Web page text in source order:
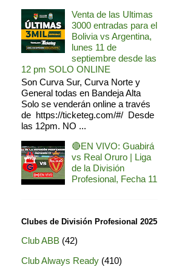
Venta de las Ultimas
3000 entradas para el
Bolivia vs Argentina,
lunes 11 de
septiembre desde las
12 pm SOLO ONLINE
Son Curva Sur, Curva Norte y
General todas en Bandeja Alta
Solo se venderán online a través
de https://ticketeg.com/#/ Desde
las 12pm. NO ...
🔴EN VIVO: Guabirá
vs Real Oruro | Liga
de la División
Profesional, Fecha 11
Clubes de División Profesional 2025
Club ABB (42)
Club Always Ready (410)